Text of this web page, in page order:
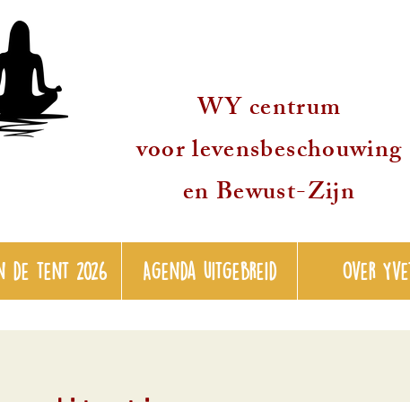
WY centrum
voor levensbeschouwing
en Bewust-Zijn
de tent 2026 Agenda uitgebreid over